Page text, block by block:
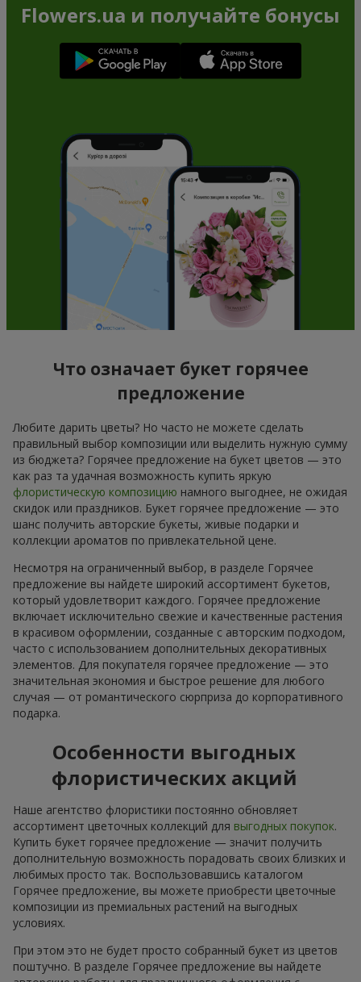
Flowers.ua и получайте бонусы
Что означает букет горячее
предложение
Любите дарить цветы? Но часто не можете сделать
правильный выбор композиции или выделить нужную сумму
из бюджета? Горячее предложение на букет цветов — это
как раз та удачная возможность купить яркую
флористическую композицию намного выгоднее, не ожидая
скидок или праздников. Букет горячее предложение — это
шанс получить авторские букеты, живые подарки и
коллекции ароматов по привлекательной цене.
Несмотря на ограниченный выбор, в разделе Горячее
предложение вы найдете широкий ассортимент букетов,
который удовлетворит каждого. Горячее предложение
включает исключительно свежие и качественные растения
в красивом оформлении, созданные с авторским подходом,
часто с использованием дополнительных декоративных
элементов. Для покупателя горячее предложение — это
значительная экономия и быстрое решение для любого
случая — от романтического сюрприза до корпоративного
подарка.
Особенности выгодных
флористических акций
Наше агентство флористики постоянно обновляет
ассортимент цветочных коллекций для выгодных покупок.
Купить букет горячее предложение — значит получить
дополнительную возможность порадовать своих близких и
любимых просто так. Воспользовавшись каталогом
Горячее предложение, вы можете приобрести цветочные
композиции из премиальных растений на выгодных
условиях.
При этом это не будет просто собранный букет из цветов
поштучно. В разделе Горячее предложение вы найдете